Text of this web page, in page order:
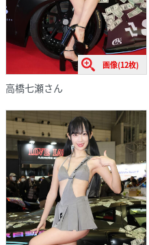
画像(12枚)
高橋七瀬さん